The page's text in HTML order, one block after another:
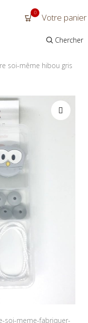
0 Votre panier
Chercher
soi-même hibou gris